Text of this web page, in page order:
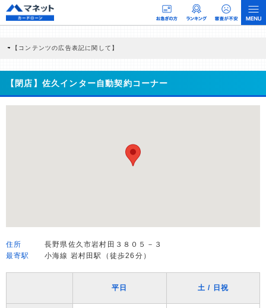
【コンテンツの広告表記に関して】
商品を根拠なくPRするものではなく、当編集部の調査／ユーザーへの口コミ収集な
どに基づき、公平性を担保した情報提供を行っています。
>提携企業一覧
【閉店】佐久インター自動契約コーナー
住所
長野県佐久市岩村田３８０５－３
最寄駅
小海線 岩村田駅（徒歩26分）
平日 土 / 日祝